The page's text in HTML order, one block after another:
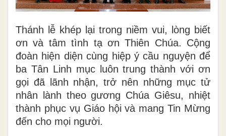
Thánh lễ khép lại trong niềm vui, lòng biết
ơn và tâm tình tạ ơn Thiên Chúa. Cộng
đoàn hiện diện cùng hiệp ý cầu nguyện để
ba Tân Linh mục luôn trung thành với ơn
gọi đã lãnh nhận, trở nên những mục tử
nhân lành theo gương Chúa Giêsu, nhiệt
thành phục vụ Giáo hội và mang Tin Mừng
đến cho mọi người.